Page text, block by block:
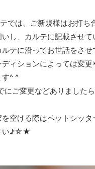
は、ご新規様はお打ち
し、カルテに記載させて
テに沿ってお世話をさ
ディションによっては変更
す^ ^
にご変更などありました
空ける際はペットシッ
い♪☆★